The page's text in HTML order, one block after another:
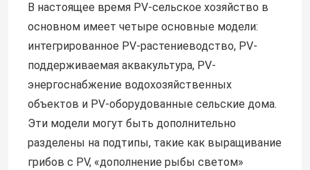
Дом
Продукты
В настоящее время PV-сельское хозяйство в
основном имеет четыре основные модели:
интегрированное PV-растениеводство, PV-
поддерживаемая аквакультура, PV-
энергоснабжение водохозяйственных
объектов и PV-оборудованные сельские дома.
Эти модели могут быть дополнительно
разделены на подтипы, такие как выращивание
грибов с PV, «дополнение рыбы светом»